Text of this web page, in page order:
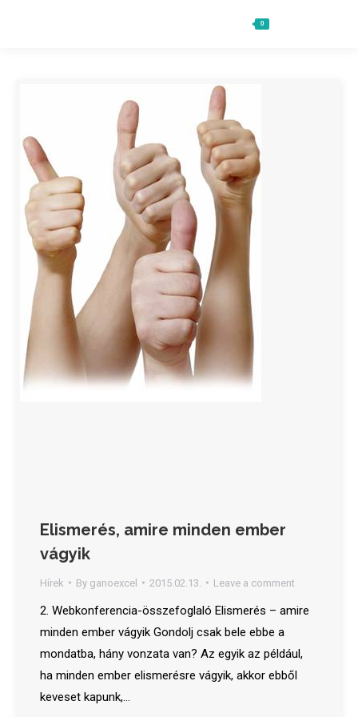
0
Elismerés, amire minden ember
vágyik
Hírek By ganoexcel 2015.02.13. Leave a comment
2. Webkonferencia-összefoglaló Elismerés – amire
minden ember vágyik Gondolj csak bele ebbe a
mondatba, hány vonzata van? Az egyik az például,
ha minden ember elismerésre vágyik, akkor ebből
keveset kapunk,…